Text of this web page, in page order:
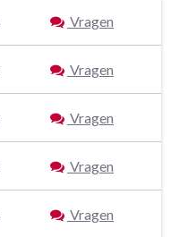
Vragen
Vragen
Vragen
Vragen
Vragen